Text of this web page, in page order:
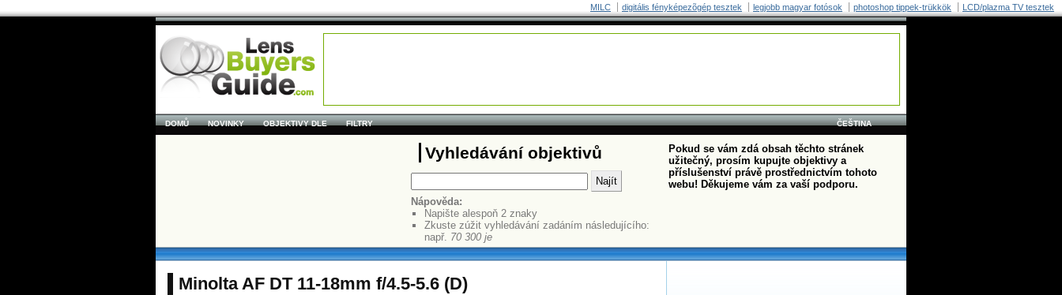
MILC digitális fényképezõgép tesztek legjobb magyar fotósok photoshop tippek-trükkök LCD/plazma TV tesztek
ČEŠTINA
DOMŮ NOVINKY OBJEKTIVY DLE FILTRY
Vyhledávání objektivů
Nápověda:
Napište alespoň 2 znaky
Zkuste zúžit vyhledávání zadáním následujícího:
např. 70 300 je
Pokud se vám zdá obsah těchto stránek
užitečný, prosím kupujte objektivy a
příslušenství právě prostřednictvím tohoto
webu! Děkujeme vám za vaší podporu.
Minolta AF DT 11-18mm f/4.5-5.6 (D)